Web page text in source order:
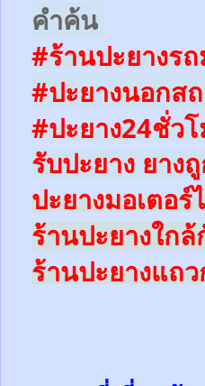
คำค้น
#ร้านปะยางร
#ปะยางนอกส
#ปะยาง24ชั่วโ
รับปะยาง ยาง
ปะยางมอเตอร์
ร้านปะยางใกล้
ร้านปะยางแถ